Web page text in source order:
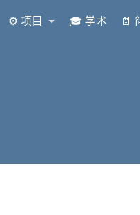
⚙️ 项目 🎓 学术 📄